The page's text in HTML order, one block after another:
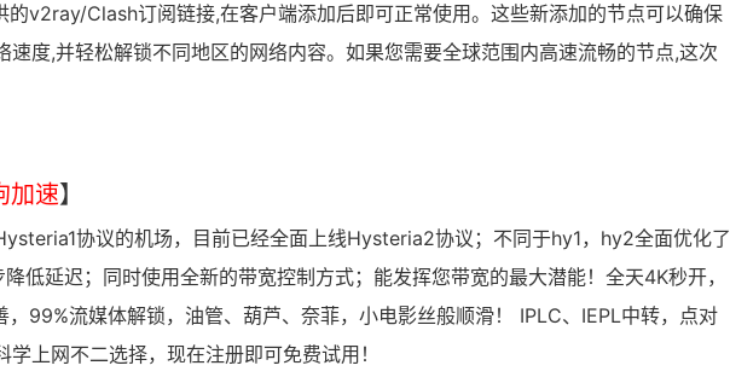
的v2ray/Clash订阅链接,在客户端添加后即可正常使用。这些新添加的节点可以确保
速度,并轻松解锁不同地区的网络内容。如果您需要全球范围内高速流畅的节点,这次
加速】
协议的机场，目前已经全面上线Hysteria2协议；不同于hy1，hy2全面优化了
低延迟；同时使用全新的带宽控制方式；能发挥您带宽的最大潜能！全天4K秒开，
，99%流媒体解锁，油管、葫芦、奈菲，小电影丝般顺滑！ IPLC、IEPL中转，点对
上网不二选择，现在注册即可免费试用！